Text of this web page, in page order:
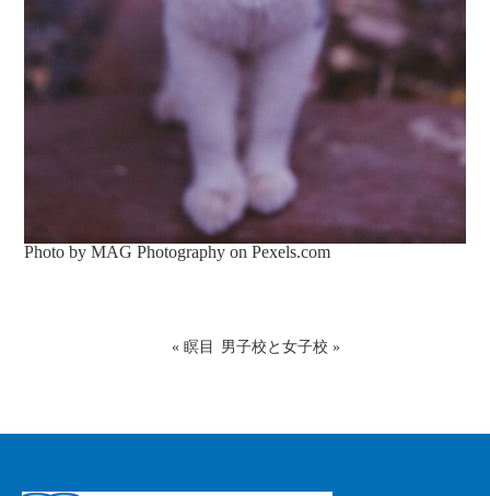
Photo by MAG Photography onPexels.com
« 瞑目 男子校と女子校 »